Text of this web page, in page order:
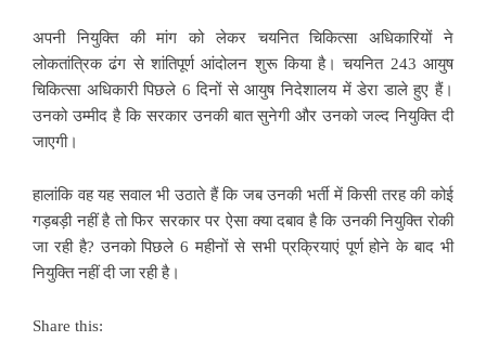
अपनी नियुक्ति की मांग को लेकर चयनित चिकित्सा अधिकारियों ने
लोकतांत्रिक ढंग से शांतिपूर्ण आंदोलन शुरू किया है। चयनित 243 आयुष
चिकित्सा अधिकारी पिछले 6 दिनों से आयुष निदेशालय में डेरा डाले हुए हैं।
उनको उम्मीद है कि सरकार उनकी बात सुनेगी और उनको जल्द नियुक्ति दी
जाएगी।
हालांकि वह यह सवाल भी उठाते हैं कि जब उनकी भर्ती में किसी तरह की कोई
गड़बड़ी नहीं है तो फिर सरकार पर ऐसा क्या दबाव है कि उनकी नियुक्ति रोकी
जा रही है? उनको पिछले 6 महीनों से सभी प्रक्रियाएं पूर्ण होने के बाद भी
नियुक्ति नहीं दी जा रही है।
Share this: